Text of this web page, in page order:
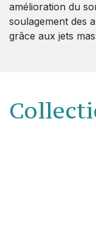
amélioration du
soulagement des
grâce aux jets